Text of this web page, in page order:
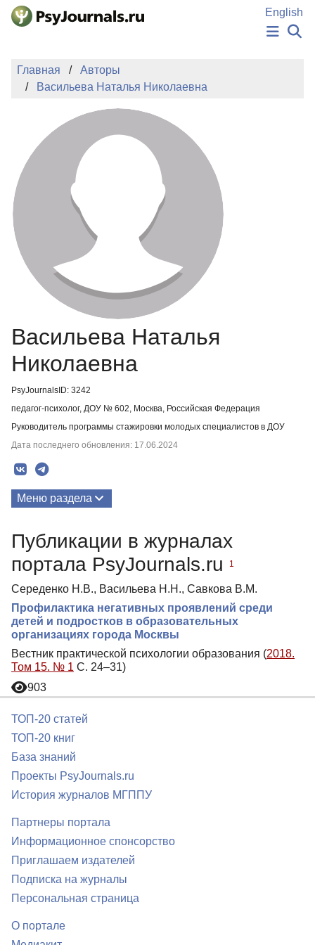
Перейти к основному содержанию
English
ИЗДАНИЯ
ПОДАТЬ РУКОПИСЬ
БАЗА ЗНАНИЙ
КЛЮЧЕВЫЕ СЛОВА
Регистрация
Главная
Авторы
Васильева Наталья Николаевна
Васильева Наталья
Николаевна
PsyJournalsID: 3242
педагог-психолог, ДОУ № 602, Москва, Российская Федерация
Руководитель программы стажировки молодых специалистов в ДОУ
Дата последнего обновления: 17.06.2024
Меню раздела
Биография
Публикации в журналах
портала PsyJournals.ru
1
Середенко Н.В., Васильева Н.Н., Савкова В.М.
Профилактика негативных проявлений среди
детей и подростков в образовательных
организациях города Москвы
Вестник практической психологии образования (2018.
Том 15. № 1 С. 24–31)
903
ТОП-20 статей
ТОП-20 книг
База знаний
Проекты PsyJournals.ru
История журналов МГППУ
Партнеры портала
Информационное спонсорство
Приглашаем издателей
Подписка на журналы
Персональная страница
О портале